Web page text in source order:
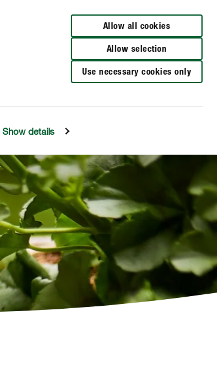
Show details
Allow all cookies
Allow selection
Use necessary cookies only
Distributeurs à proximité